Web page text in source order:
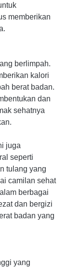
memberikan
berlimpah.
kalori
berat badan.
dan
sehatnya
juga
seperti
tulang yang
camilan sehat
berbagai
dan bergizi
badan yang
yang